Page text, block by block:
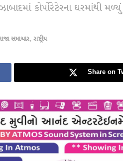
કોર્પોરેટેરના ઘરમાંથી મળ્યું
સમાચાર, રાષ્ટ્રીય
Share on